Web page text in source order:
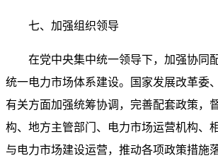
七、加强组织领导
在党中央集中统一领导下，加强协同
统一电力市场体系建设。国家发展改革委
有关方面加强统筹协调，完善配套政策，
构、地方主管部门、电力市场运营机构、
与电力市场建设运营，推动各项政策措施